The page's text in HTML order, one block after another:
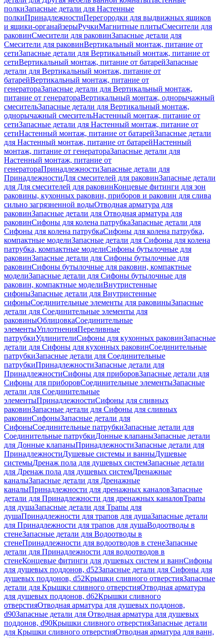
полкиЗапасные детали для Настенные
полкиПринадлежностиПерегородки для выдвижных ящиков
и ящики-органайзерыРучкиМагнитные плитыСмесители для
раковинСмесители для раковинЗапасные детали для
Смесители для раковинВертикальный монтаж, питание от
сетиЗапасные детали для Вертикальный монтаж, питание от
сетиВертикальный монтаж, питание от батарейЗапасные
детали для Вертикальный монтаж, питание от
батарейВертикальный монтаж, питание от
генератораЗапасные детали для Вертикальный монтаж,
питание от генератораВертикальный монтаж, однорычажный
смесительЗапасные детали для Вертикальный монтаж,
однорычажный смесительНастенный монтаж, питание от
сетиЗапасные детали для Настенный монтаж, питание от
сетиНастенный монтаж, питание от батарейЗапасные детали
для Настенный монтаж, питание от батарейНастенный
монтаж, питание от генератораЗапасные детали для
Настенный монтаж, питание от
генератораПринадлежностиЗапасные детали для
ПринадлежностиДля смесителей для раковинЗапасные детали
для Для смесителей для раковинКонцевые фитинги для зон
раковины, кухонных раковин, приборов и раковин для слива
сильно загрязненной водыОтводная арматура для
раковинЗапасные детали для Отводная арматура для
раковинСифоны для колена патрубкаЗапасные детали для
Сифоны для колена патрубкаСифоны для колена патрубка,
компактные моделиЗапасные детали для Сифоны для колена
патрубка, компактные моделиСифоны бутылочные для
раковинЗапасные детали для Сифоны бутылочные для
раковинСифоны бутылочные для раковин, компактные
моделиЗапасные детали для Сифоны бутылочные для
раковин, компактные моделиВнутристенные
сифоныЗапасные детали для Внутристенные
сифоныСоединительные элементы для раковиныЗапасные
детали для Соединительные элементы для
раковиныОблицовкаСоединительные
элементыУплотненияПереливные
патрубкиУдлинителиСифоны для кухонных раковинЗапасные
детали для Сифоны для кухонных раковинСоединительные
патрубкиЗапасные детали для Соединительные
патрубкиПринадлежностиЗапасные детали для
ПринадлежностиСифоны для приборовЗапасные детали для
Сифоны для приборовСоединительные элементыЗапасные
детали для Соединительные
элементыПринадлежностиСифоны для сливных
раковинЗапасные детали для Сифоны для сливных
раковинСифоныЗапасные детали для
СифоныСоединительные патрубкиЗапасные детали для
Соединительные патрубкиДонные клапаныЗапасные детали
для Донные клапаныПринадлежностиЗапасные детали для
ПринадлежностиДушевые системы и ванныДушевые
системыДренаж пола для душевых системЗапасные детали
для Дренаж пола для душевых системДренажные
каналыЗапасные детали для Дренажные
каналыПринадлежности для дренажных каналовЗапасные
детали для Принадлежности для дренажных каналовТрапы
для душаЗапасные детали для Трапы для
душаПринадлежности для трапов для душаЗапасные детали
для Принадлежности для трапов для душаВодоотводы в
стенеЗапасные детали для Водоотводы в
стенеПринадлежности для водоотводов в стенеЗапасные
детали для Принадлежности для водоотводов в
стенеКонцевые фитинги для душевых систем и ваннСифоны
для душевых поддонов, d52Запасные детали для Сифоны для
душевых поддонов, d52Крышки сливного отверстияЗапасные
детали для Крышки сливного отверстияОтводная арматура
для душевых поддонов, d62Крышки сливного
отверстияОтводная арматура для душевых поддонов,
d90Запасные детали для Отводная арматура для душевых
поддонов, d90Крышки сливного отверстияЗапасные детали
для Крышки сливного отверстияОтводная арматура для ванн,